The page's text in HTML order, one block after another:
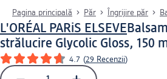
Pagina principală Păr Îngrijire păr
L'ORÉAL PARiS ELSEVE
strălucire Glycolic Gloss, 150
4.7 (29 Recenzii)